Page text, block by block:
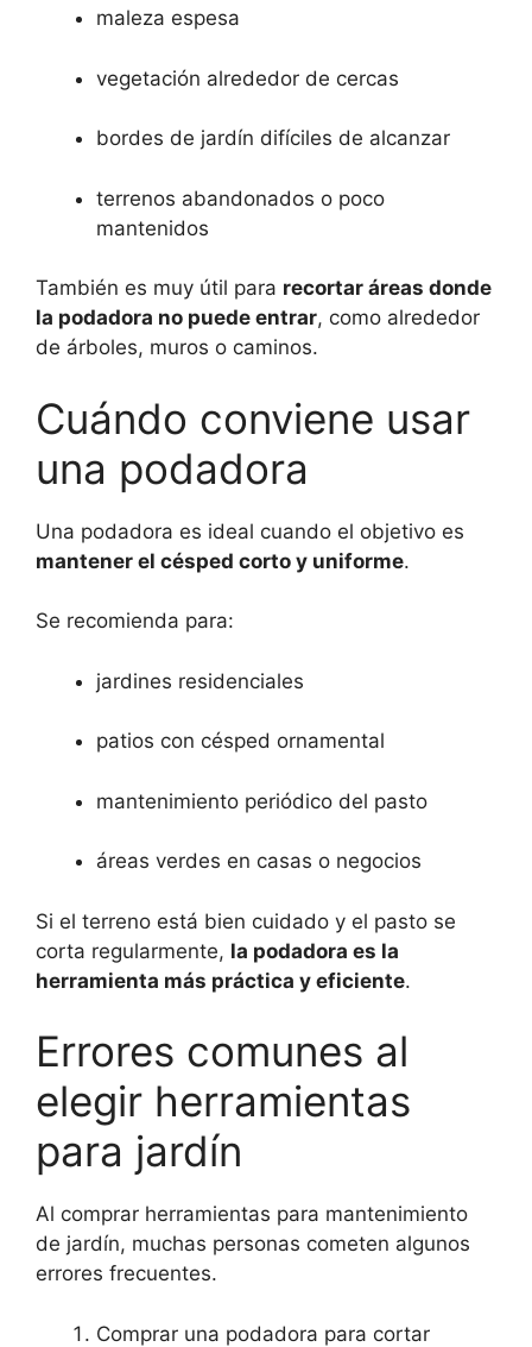
maleza espesa
vegetación alrededor de cercas
bordes de jardín difíciles de alcanzar
terrenos abandonados o poco
mantenidos
También es muy útil para recortar áreas donde
la podadora no puede entrar, como alrededor
de árboles, muros o caminos.
Cuándo conviene usar
una podadora
Una podadora es ideal cuando el objetivo es
mantener el césped corto y uniforme.
Se recomienda para:
jardines residenciales
patios con césped ornamental
mantenimiento periódico del pasto
áreas verdes en casas o negocios
Si el terreno está bien cuidado y el pasto se
corta regularmente, la podadora es la
herramienta más práctica y eficiente.
Errores comunes al
elegir herramientas
para jardín
Al comprar herramientas para mantenimiento
de jardín, muchas personas cometen algunos
errores frecuentes.
Comprar una podadora para cortar